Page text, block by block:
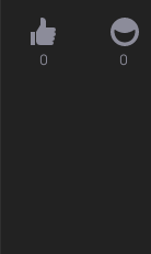
0 0